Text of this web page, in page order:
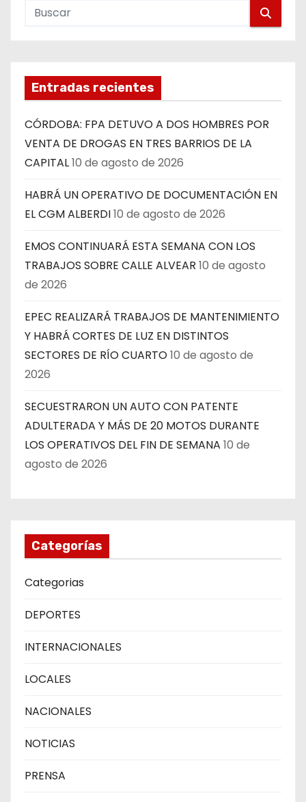
Entradas recientes
CÓRDOBA: FPA DETUVO A DOS HOMBRES POR
VENTA DE DROGAS EN TRES BARRIOS DE LA
CAPITAL10 de agosto de 2026
HABRÁ UN OPERATIVO DE DOCUMENTACIÓN EN
EL CGM ALBERDI10 de agosto de 2026
EMOS CONTINUARÁ ESTA SEMANA CON LOS
TRABAJOS SOBRE CALLE ALVEAR 10 de agosto
de 2026
EPEC REALIZARÁ TRABAJOS DE MANTENIMIENTO
Y HABRÁ CORTES DE LUZ EN DISTINTOS
SECTORES DE RÍO CUARTO10 de agosto de
2026
SECUESTRARON UN AUTO CON PATENTE
ADULTERADA Y MÁS DE 20 MOTOS DURANTE
LOS OPERATIVOS DEL FIN DE SEMANA 10 de
agosto de 2026
Categorías
Categorias
DEPORTES
INTERNACIONALES
LOCALES
NACIONALES
NOTICIAS
PRENSA